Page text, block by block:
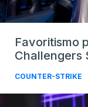
Favoritismo
Challengers
COUNTER-STRIKE